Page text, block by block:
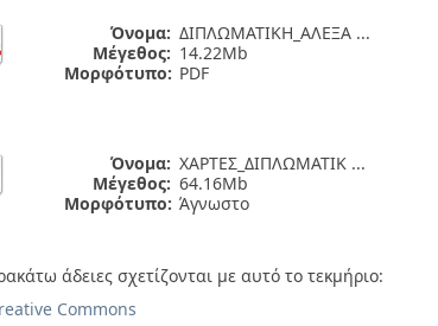
Όνομα: ΔΙΠΛΩΜΑΤΙΚΗ_ΑΛΕΞΑ ...
Μέγεθος: 14.22Mb
Μορφότυπο: PDF
Όνομα: ΧΑΡΤΕΣ_ΔΙΠΛΩΜΑΤΙΚ ...
Μέγεθος: 64.16Mb
Μορφότυπο: Άγνωστο
άδειες σχετίζονται με αυτό το τεκμήριο:
Commons